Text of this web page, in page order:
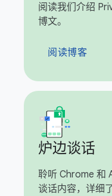
阅读我们介绍
博文。
阅读博客
炉边谈话
聆听 Chrome 和
谈话内容，详细